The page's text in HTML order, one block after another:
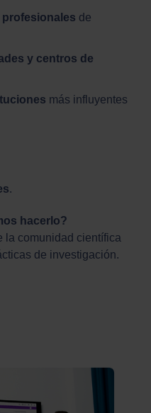
de
y centros de
más influyentes
.
hacerlo?
la comunidad científica
de investigación.